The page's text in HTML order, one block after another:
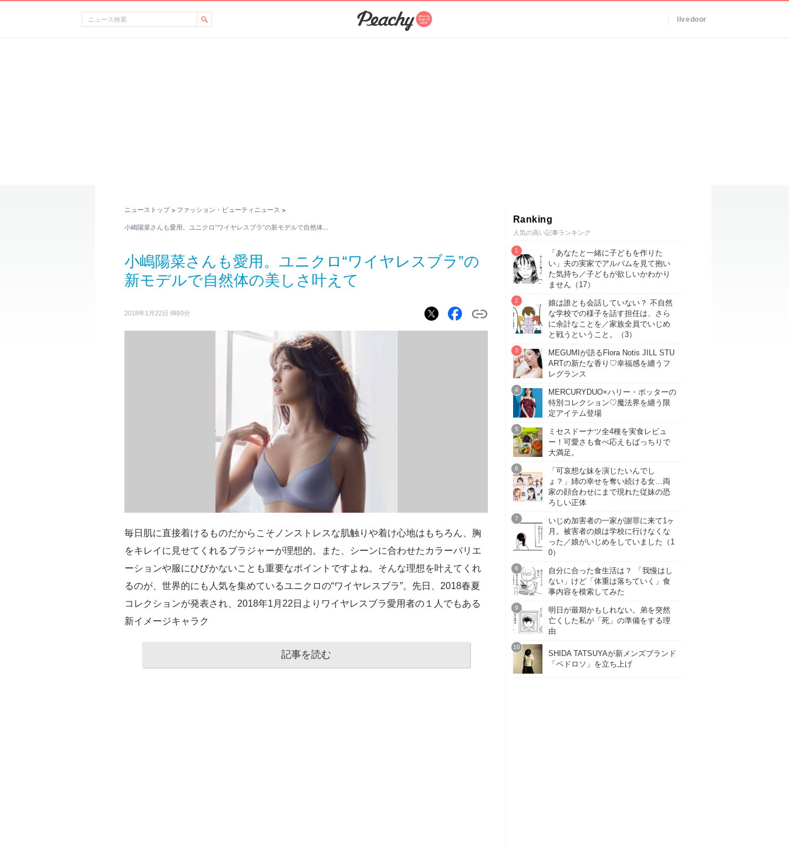
livedoor
ニューストップ > ファッション・ビューティニュース >
小嶋陽菜さんも愛用。ユニクロ“ワイヤレスブラ”の新モデルで自然体…
小嶋陽菜さんも愛用。ユニクロ“ワイヤレスブラ”の
新モデルで自然体の美しさ叶えて
2018年1月22日 8時0分
毎日肌に直接着けるものだからこそノンストレスな肌触りや着け心地はもちろん、胸
をキレイに見せてくれるブラジャーが理想的。また、シーンに合わせたカラーバリエ
ーションや服にひびかないことも重要なポイントですよね。そんな理想を叶えてくれ
るのが、世界的にも人気を集めているユニクロの“ワイヤレスブラ”。先日、2018春夏
コレクションが発表され、2018年1月22日よりワイヤレスブラ愛用者の１人でもある
新イメージキャラク
記事を読む
Ranking
人気の高い記事ランキング
「あなたと一緒に子どもを作りた
い」夫の実家でアルバムを見て抱い
た気持ち／子どもが欲しいかわかり
ません（17）
娘は誰とも会話していない？ 不自然
な学校での様子を話す担任は、さら
に余計なことを／家族全員でいじめ
と戦うということ。（3）
MEGUMIが語るFlora Notis JILL STU
ARTの新たな香り♡幸福感を纏うフ
レグランス
MERCURYDUO×ハリー・ポッターの
特別コレクション♡魔法界を纏う限
定アイテム登場
ミセスドーナツ全4種を実食レビュ
ー！可愛さも食べ応えもばっちりで
大満足。
「可哀想な妹を演じたいんでし
ょ？」姉の幸せを奪い続ける女…両
家の顔合わせにまで現れた従妹の恐
ろしい正体
いじめ加害者の一家が謝罪に来て1ヶ
月。被害者の娘は学校に行けなくな
った／娘がいじめをしていました（1
0）
自分に合った食生活は？ 「我慢はし
ない」けど「体重は落ちていく」食
事内容を模索してみた
明日が最期かもしれない。弟を突然
亡くした私が「死」の準備をする理
由
SHIDA TATSUYAが新メンズブランド
「ペドロソ」を立ち上げ